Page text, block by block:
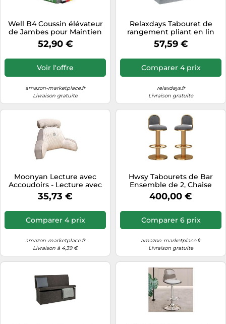
Well B4 Coussin élévateur
de Jambes pour Maintien
de Genoux et Dos - Coussin
Ergonomique, relève-
Housse rafraîchissante
Amovible et Lavable
52,90 €
Voir l'offre
amazon-marketplace.fr
Livraison gratuite
Relaxdays Tabouret de
rangement pliant en lin
57,59 €
Comparer 4 prix
relaxdays.fr
Livraison gratuite
Moonyan Lecture avec
Accoudoirs - Lecture avec
Traversin Amovible -
Repose-Dos 2 en 1 pour
Confort Et Ergonomie
Coussin Cale Dos Canapé
35,73 €
Comparer 4 prix
amazon-marketplace.fr
Livraison à 4,39 €
Hwsy Tabourets de Bar
Ensemble de 2, Chaise
Pivotante Réglable 65-80
cm, Dos en Velours, Base
Dorée, Tabouret de Cuisine
pour Meubles de
Interesting
400,00 €
Comparer 6 prix
amazon-marketplace.fr
Livraison gratuite